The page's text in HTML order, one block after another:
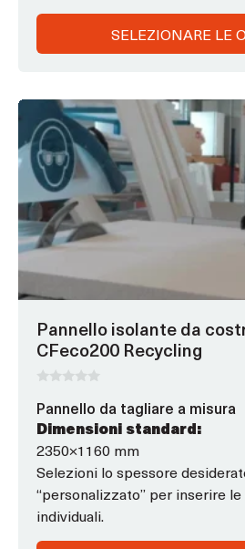
SELEZIONARE LE
Pannello isolante da
CFeco200 Recycling
s
u
5
Pannello da tagliare a misura
Dimensioni standard:
2350×1160 mm
Selezioni lo spessore
“personalizzato” per inserire
individuali.
Questo
prodotto
ha
opzioni
che
possono
essere
pagina
del
prodotto